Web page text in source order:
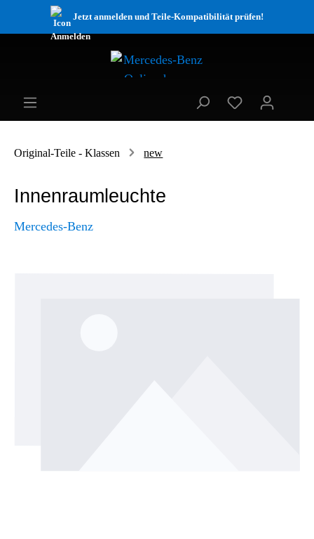
Jetzt anmelden und Teile-Kompatibilität prüfen!
Original-Teile - Klassen new
Innenraumleuchte
Mercedes-Benz